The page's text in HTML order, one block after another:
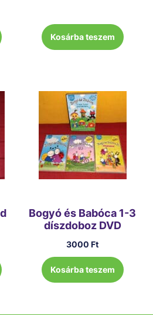
Kosárba teszem
Bogyó és Babóca 1-3
díszdoboz DVD
3000Ft
Kosárba teszem